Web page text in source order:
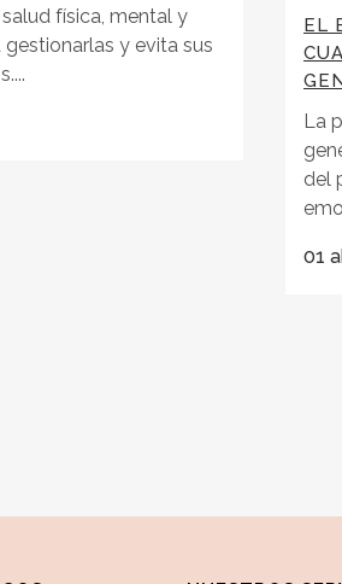
física, mental y
y evita sus
EL
La
del
01